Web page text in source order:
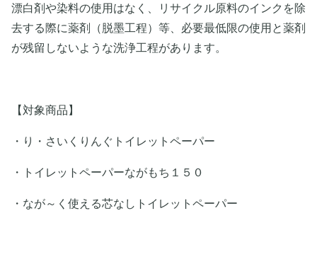
漂白剤や染料の使用はなく、リサイクル原料のインクを除
去する際に薬剤（脱墨工程）等、必要最低限の使用と薬剤
が残留しないような洗浄工程があります。
【対象商品】
・り・さいくりんぐトイレットペーパー
・トイレットペーパーながもち１５０
・なが～く使える芯なしトイレットペーパー